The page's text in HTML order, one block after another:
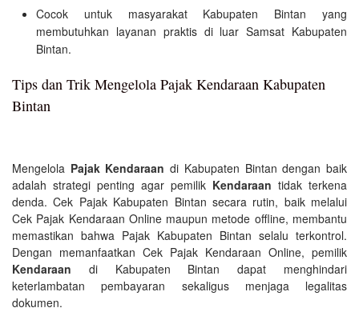
Cocok untuk masyarakat Kabupaten Bintan yang
membutuhkan layanan praktis di luar Samsat Kabupaten
Bintan.
Tips dan Trik Mengelola Pajak Kendaraan Kabupaten
Bintan
Mengelola Pajak Kendaraan di Kabupaten Bintan dengan baik
adalah strategi penting agar pemilik Kendaraan tidak terkena
denda. Cek Pajak Kabupaten Bintan secara rutin, baik melalui
Cek Pajak Kendaraan Online maupun metode offline, membantu
memastikan bahwa Pajak Kabupaten Bintan selalu terkontrol.
Dengan memanfaatkan Cek Pajak Kendaraan Online, pemilik
Kendaraan di Kabupaten Bintan dapat menghindari
keterlambatan pembayaran sekaligus menjaga legalitas
dokumen.